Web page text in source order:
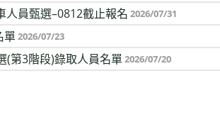
人員甄選–0812截止報名 2026/07/31
單2026/07/23
(第3階段)錄取人員名單2026/07/20